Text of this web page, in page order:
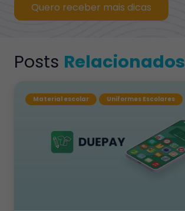
Quero receber mais dicas
Posts Relacionados
Material escolar Uniformes Escolares